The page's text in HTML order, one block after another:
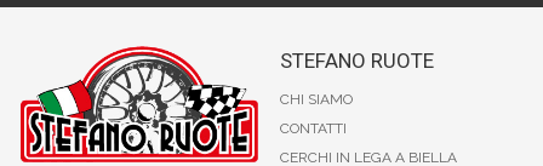
STEFANO RUOTE
CHI SIAMO
CONTATTI
CERCHI IN LEGA A BIELLA